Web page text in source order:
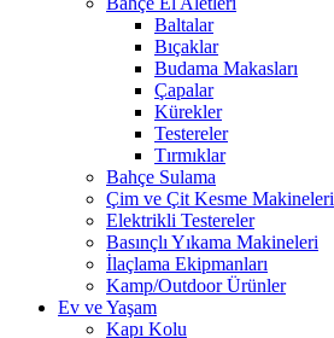
Baltalar
Bıçaklar
Budama Makasları
Çapalar
Kürekler
Testereler
Tırmıklar
Bahçe Sulama
Çim ve Çit Kesme Makineleri
Elektrikli Testereler
Basınçlı Yıkama Makineleri
İlaçlama Ekipmanları
Kamp/Outdoor Ürünler
Ev ve Yaşam
Kapı Kolu